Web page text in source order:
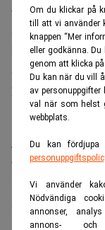
Om du klickar på
till att vi använder
knappen “Mer
eller godkänna.
genom att klicka på
Du kan när du vill
av
val när som helst
webbplats.
Du kan
Vi använder
Nödvändiga
annonser,
annons- och
– Vi tar ytterligare
samhälle fritt
Hallengren under
Steg 5 är
handhygien,
Läs mer från
är kostnadsfritt: